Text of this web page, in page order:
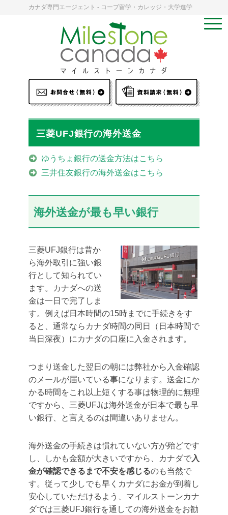
カナダ専門エージェント - コープ留学・カレッジ・大学進学
三菱UFJ銀行の海外送金
ゆうちょ銀行の送金方法はこちら
三井住友銀行の海外送金はこちら
海外送金が最も早い銀行
三菱UFJ銀行は昔か
ら海外取引に強い銀
行として知られてい
ます。
カナダへの送
金は一日で完了しま
す。例えば日本時間の15時までに手続きをす
ると、通常ならカナダ時間の同日（日本時間で
当日深夜）にカナダの口座に入金されます。
つまり 送金した翌日の朝には弊社から入金確認
のメールが届いている事になります。送金にか
かる時間をこれ以上短くする事は物理的に無理
ですから、三菱UFJは海外送金が日本で最も早
い銀行、と言えるのは間違いありません。
海外送金の手続きは慣れていない方が殆どです
し、しかも金額が大きいですから、カナダで入
金が確認できるまで不安を感じるのも当然で
す。従って少しでも早くカナダにお金が到着し
安心していただけるよう、マイルストーンカナ
ダでは三菱UFJ銀行を通しての海外送金をお勧